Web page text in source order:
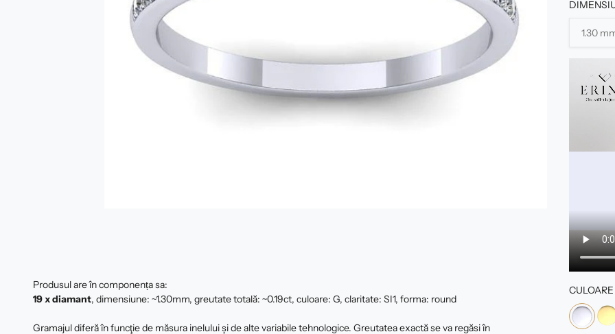
Produsul are în componența sa:
19 x diamant, dimensiune: ~1.30mm, greutate totală: ~0.19ct, culoare: G, claritate: SI1, forma: round
Gramajul diferă în funcţie de măsura inelului şi de alte variabile tehnologice. Greutatea exactă se va regăsi în